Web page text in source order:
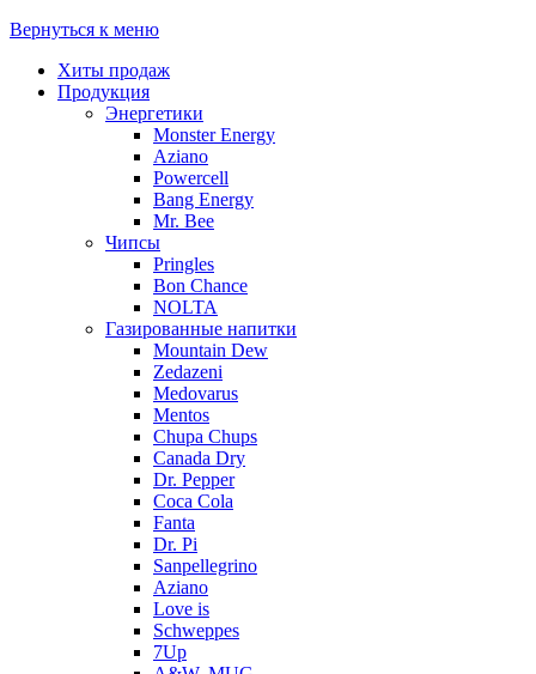
Вернуться к меню
Хиты продаж
Продукция
Энергетики
Monster Energy
Aziano
Powercell
Bang Energy
Mr. Bee
Чипсы
Pringles
Bon Chance
NOLTA
Газированные напитки
Mountain Dew
Zedazeni
Medovarus
Mentos
Chupa Chups
Canada Dry
Dr. Pepper
Coca Cola
Fanta
Dr. Pi
Sanpellegrino
Aziano
Love is
Schweppes
7Up